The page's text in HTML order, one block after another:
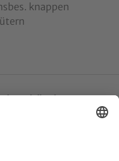
knappen
Linz
20